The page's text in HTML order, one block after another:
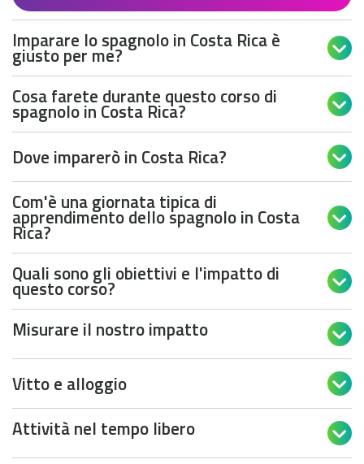
Imparare lo spagnolo in Costa Rica è
giusto per me? 
Cosa farete durante questo corso di
spagnolo in Costa Rica? 
Dove imparerò in Costa Rica? 
Com'è una giornata tipica di
apprendimento dello spagnolo in Costa
Rica?

Quali sono gli obiettivi e l'impatto di
questo corso? 
Misurare il nostro impatto 
Vitto e alloggio 
Attività nel tempo libero 